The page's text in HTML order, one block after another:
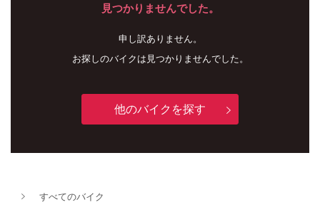
見つかりませんでした。
申し訳ありません。
お探しのバイクは見つかりませんでした。
他のバイクを探す
すべてのバイク
新車 中古車